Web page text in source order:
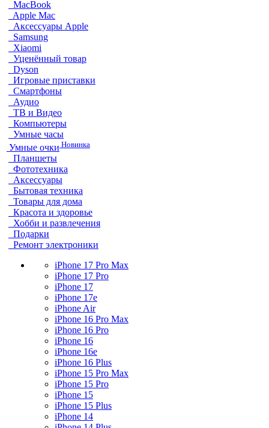
MacBook
Apple Mac
Аксессуары Apple
Samsung
Xiaomi
Уценённый товар
Dyson
Игровые приставки
Смартфоны
Аудио
ТВ и Видео
Компьютеры
Умные часы
Умные очки Новинка
Планшеты
Фототехника
Аксессуары
Бытовая техника
Товары для дома
Красота и здоровье
Хобби и развлечения
Подарки
Ремонт электроники
iPhone 17 Pro Max
iPhone 17 Pro
iPhone 17
iPhone 17e
iPhone Air
iPhone 16 Pro Max
iPhone 16 Pro
iPhone 16
iPhone 16e
iPhone 16 Plus
iPhone 15 Pro Max
iPhone 15 Pro
iPhone 15
iPhone 15 Plus
iPhone 14